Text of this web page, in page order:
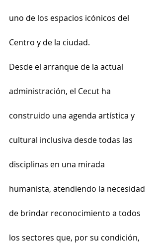
uno de los espacios icónicos del
Centro y de la ciudad.
Desde el arranque de la actual
administración, el Cecut ha
construido una agenda artística y
cultural inclusiva desde todas las
disciplinas en una mirada
humanista, atendiendo la necesidad
de brindar reconocimiento a todos
los sectores que, por su condición,